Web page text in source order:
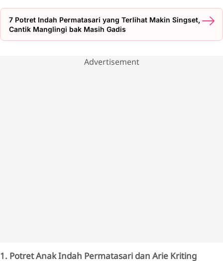
7 Potret Indah Permatasari yang Terlihat Makin Singset,
Cantik Manglingi bak Masih Gadis
Advertisement
1. Potret Anak Indah Permatasari dan Arie Kriting